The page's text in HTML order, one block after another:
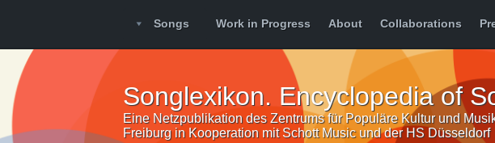
Songs Work in Progress About Collaborations
Songlexikon. Encyclopedia of
Eine Netzpublikation des Zentrums für Populäre Kultur und
Freiburg in Kooperation mit Schott Music und der HS Düsseldorf